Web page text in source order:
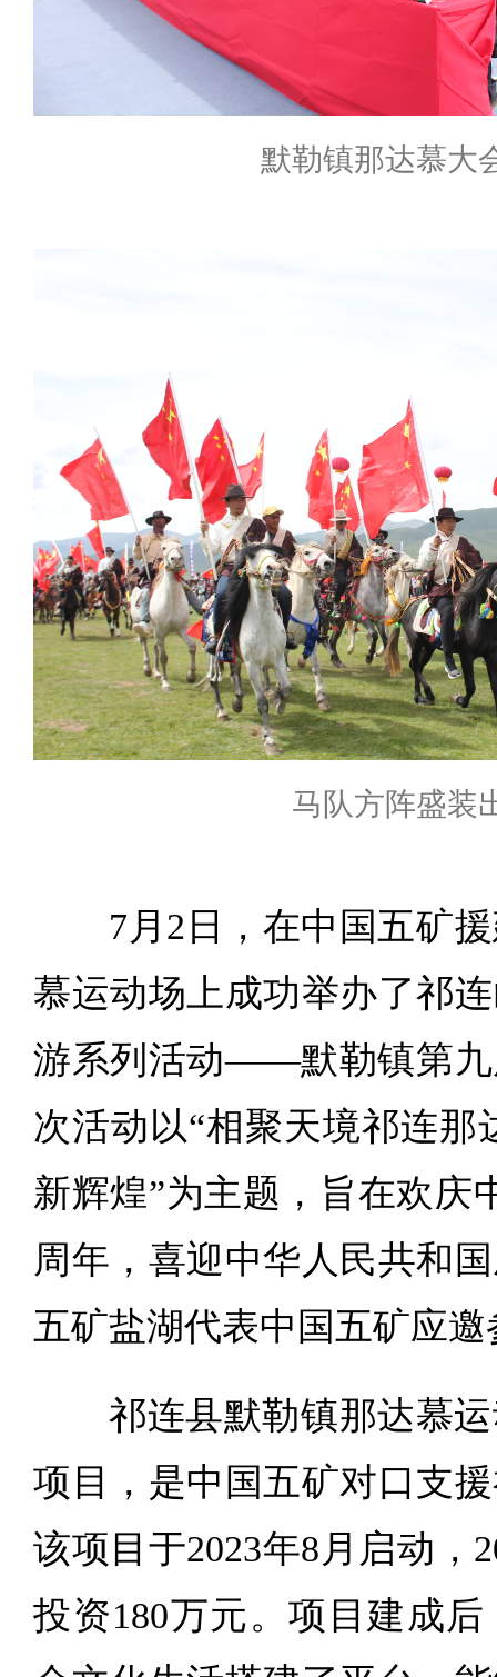
默勒镇那达慕大
马队方阵盛装
7月2日，在中国五矿
慕运动场上成功举办了祁
游系列活动——默勒镇第九
次活动以“相聚天境祁连那
新辉煌”为主题，旨在欢庆
周年，喜迎中华人民共和
五矿盐湖代表中国五矿应邀
祁连县默勒镇那达慕
项目，是中国五矿对口支
该项目于2023年8月启动，
投资180万元。项目建成